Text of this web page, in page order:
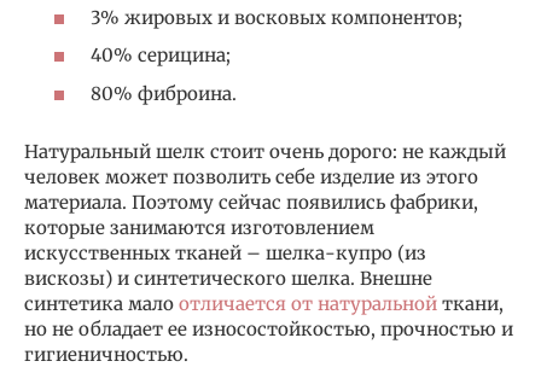
3% жировых и восковых компонентов;
40% серицина;
80% фиброина.
Натуральный шелк стоит очень дорого: не каждый
человек может позволить себе изделие из этого
материала. Поэтому сейчас появились фабрики,
которые занимаются изготовлением
искусственных тканей – шелка-купро (из
вискозы) и синтетического шелка. Внешне
синтетика мало отличается от натуральной ткани,
но не обладает ее износостойкостью, прочностью и
гигиеничностью.